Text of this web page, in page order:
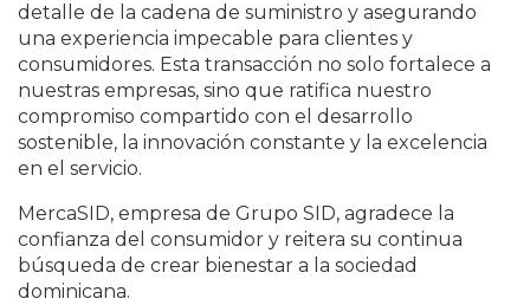
detalle de la cadena de suministro y asegurando
una experiencia impecable para clientes y
consumidores. Esta transacción no solo fortalece a
nuestras empresas, sino que ratifica nuestro
compromiso compartido con el desarrollo
sostenible, la innovación constante y la excelencia
en el servicio.
MercaSID, empresa de Grupo SID, agradece la
confianza del consumidor y reitera su continua
búsqueda de crear bienestar a la sociedad
dominicana.